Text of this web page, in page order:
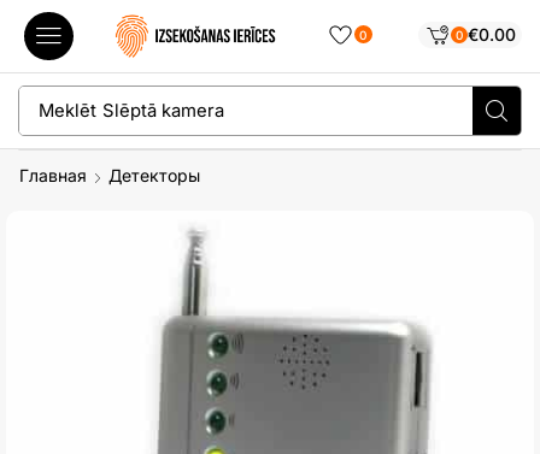
0 0 €0.00
Meklēt Slēptā kamera
Главная Детекторы